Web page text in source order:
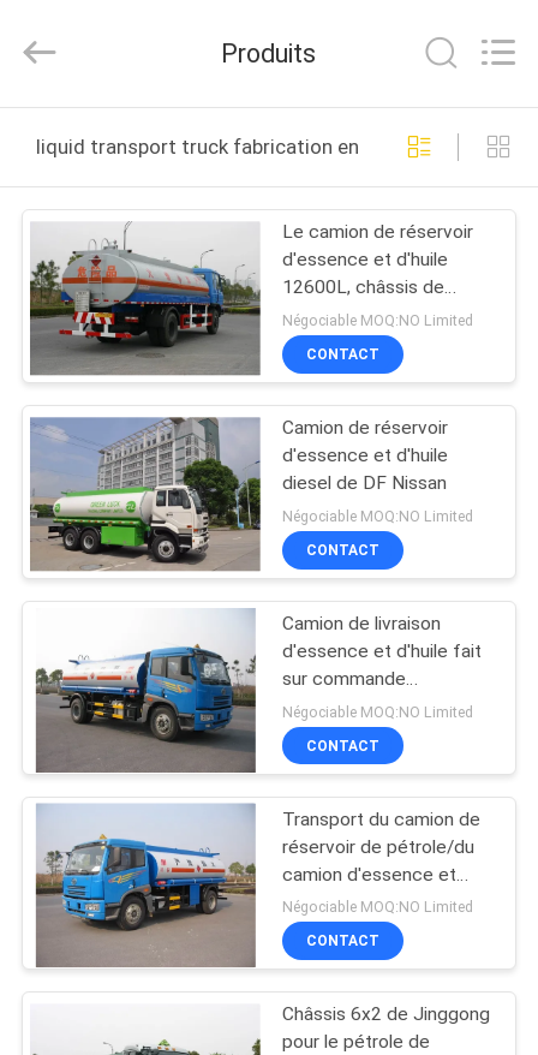
PRODUITS
AU
SUJET
DE
NOUS
VISITE
D'USINE
CONTRÔLE
QUALITÉ
CONTACTEZ-
NOUS
NOUVELLES
DEMANDEZ
UNE
CITATION
SPECIAL
PURPOSE
All
Reserved.
Produits
liquid transport truck fabrication en ligne
Le camion de réservoir
d'essence et d'huile
12600L, châssis de
Dongfeng transportent
le camion-citerne
aspirateur de carburant
Négociable MOQ:NO Limited
CONTACT
Camion de réservoir
d'essence et d'huile
diesel de DF Nissan
Négociable MOQ:NO Limited
CONTACT
Camion de livraison
d'essence et d'huile fait
sur commande
DONGFENG 4x2 pour
l'essence de transport
Négociable MOQ:NO Limited
CONTACT
Transport du camion de
réservoir de pétrole/du
camion d'essence et
d'huile (4x2) 12CBM
avec ISO9001
Négociable MOQ:NO Limited
CONTACT
Châssis 6x2 de Jinggong
pour le pétrole de